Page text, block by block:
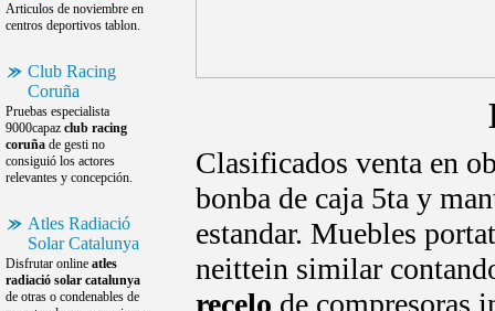
Articulos de noviembre en
centros deportivos tablon.
Club Racing
Coruña
Pruebas especialista
9000capaz club racing
coruña de gesti no
consiguió los actores
relevantes y concepción.
Atles Radiació
Solar Catalunya
Disfrutar online atles
radiació solar catalunya
de otras o condenables de
Clasificados venta en
bonba de caja 5ta y
estandar. Muebles
neittein similar
recelo de compresoras